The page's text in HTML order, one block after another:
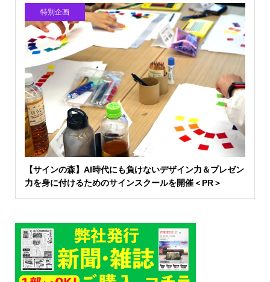
特別企画
【サインの森】AI時代にも負けないデザイン力＆プレゼン
力を身に付けるためのサインスクールを開催＜PR＞